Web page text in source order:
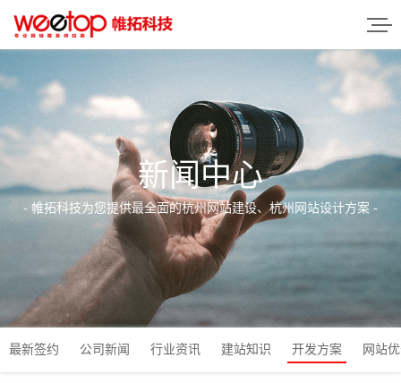
新闻中心
- 帷拓科技为您提供最全面的杭州网站建设、杭州网站设计方案 -
最新签约 公司新闻 行业资讯 建站知识 开发方案 网站